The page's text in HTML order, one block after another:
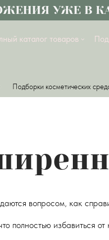
УЖЕ В
каталог товаров
Подборки косметических
вопросом, как
полностью избавиться